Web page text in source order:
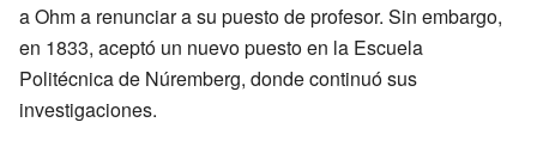
a Ohm a renunciar a su puesto de profesor. Sin embargo,
en 1833, aceptó un nuevo puesto en la Escuela
Politécnica de Núremberg, donde continuó sus
investigaciones.